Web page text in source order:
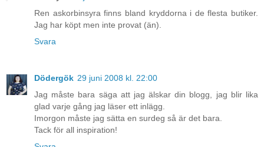
Ren askorbinsyra finns bland kryddorna i de flesta butiker.
Jag har köpt men inte provat (än).
Svara
Dödergök 29 juni 2008 kl. 22:00
Jag måste bara säga att jag älskar din blogg, jag blir lika
glad varje gång jag läser ett inlägg.
Imorgon måste jag sätta en surdeg så är det bara.
Tack för all inspiration!